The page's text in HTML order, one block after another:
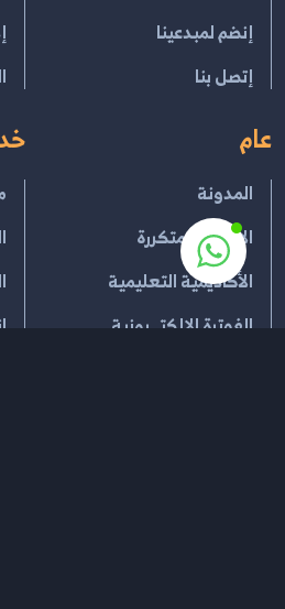
إنضم لمبدعينا
إتصل بنا
عام
المدونة
الاسئلة المتكررة
الأكاديمية التعليمية
الفوترة الإلكتــرونية